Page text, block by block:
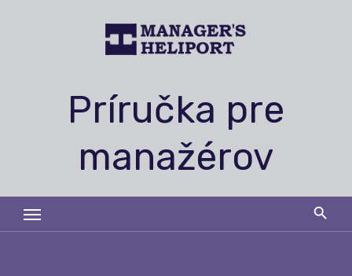
Príručka pre
manažérov